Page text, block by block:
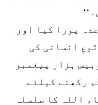
پورا کیا اور
انسانی کی
ہزار پیغمبر
رکھنے کیلئے
اللہ کا سلسلہ